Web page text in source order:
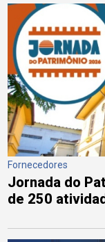
Fornecedores
Jornada do
de 250